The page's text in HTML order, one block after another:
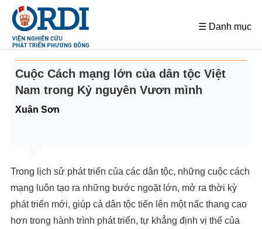
☰ Danh mục
Cuộc Cách mạng lớn của dân tộc Việt
Nam trong Kỷ nguyên Vươn mình
Xuân Sơn
Trong lịch sử phát triển của các dân tộc, những cuộc cách
mạng luôn tạo ra những bước ngoặt lớn, mở ra thời kỳ
phát triển mới, giúp cả dân tộc tiến lên một nấc thang cao
hơn trong hành trình phát triển, tự khẳng định vị thế của